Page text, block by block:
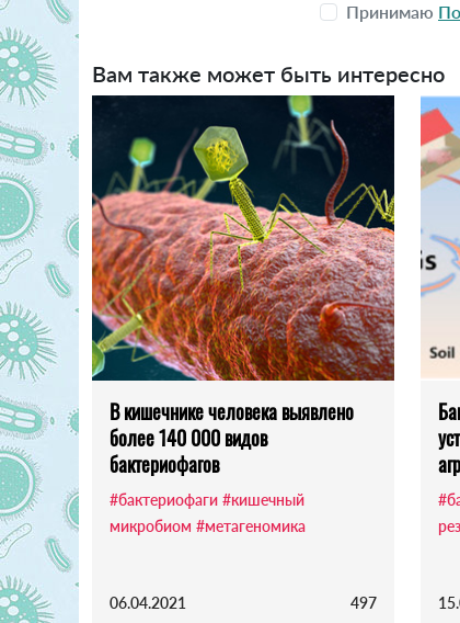
Принимаю
Вам также может быть интересно
В кишечнике человека выявлено
более 140 000 видов
бактериофагов
#бактериофаги #кишечный
микробиом #метагеномика
06.04.2021 497